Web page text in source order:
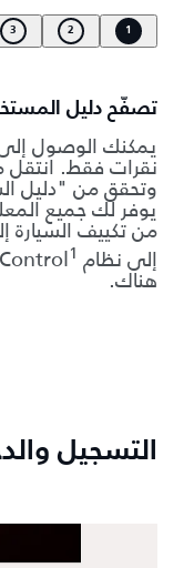
1
2
3
تصفّح دليل
يمكنك الوصول
نقرات فقط. انتقل
وتحقق من "دليل
يوفر لك جميع
من تكييف السيارة
إلى نظام InControl 1
هناك.
التسجيل